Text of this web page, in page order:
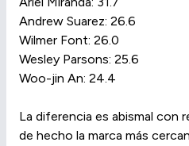
Andrew Suarez: 26.6
Wilmer Font: 26.0
Wesley Parsons: 25.6
Woo-jin An: 24.4
La diferencia es abismal con
de hecho la marca más